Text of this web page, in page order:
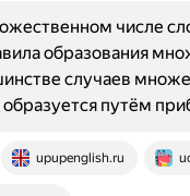
upupenglish.ru
числе
образования
случаев
образуется путём